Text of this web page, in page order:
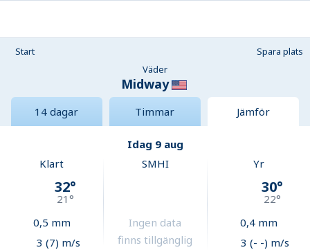
Start
Spara plats
Väder
Midway
14 dagar Timmar Jämför
Idag 9 aug
Klart
32°
21°
0,5 mm
3 (7) m/s
SMHI
Ingen data
finns tillgänglig
Yr
30°
22°
0,4mm
3 (- -) m/s